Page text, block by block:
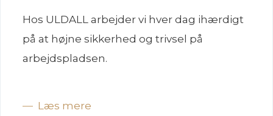
Hos ULDALL arbejder vi hver dag ihærdigt
på at højne sikkerhed og trivsel på
arbejdspladsen.
Læs mere